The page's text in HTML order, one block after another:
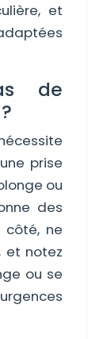
et
de
prise
ou
des
côté, ne
et notez
ou se